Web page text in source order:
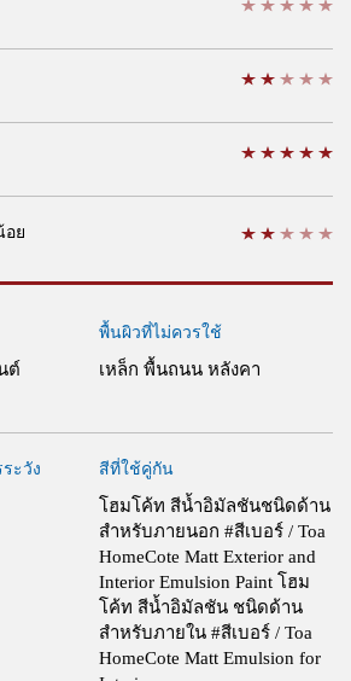
อย
ต์
พื้นผิวที่ไม่ควรใช้
เหล็ก พื้นถนน หลังคา
ะวัง สีที่ใช้คู่กัน
โฮมโค้ท สีน้ำอิมัลชันชนิดด้าน
สำหรับภายนอก #สีเบอร์ / Toa
HomeCote Matt Exterior and
Interior Emulsion Paint โฮม
โค้ท สีน้ำอิมัลชัน ชนิดด้าน
สำหรับภายใน #สีเบอร์ / Toa
HomeCote Matt Emulsion for